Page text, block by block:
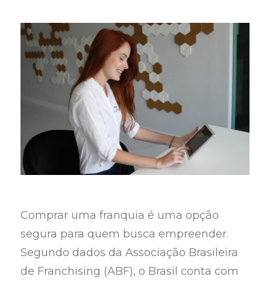
Comprar uma franquia é uma opção
segura para quem busca empreender.
Segundo dados da Associação Brasileira
de Franchising (ABF), o Brasil conta com